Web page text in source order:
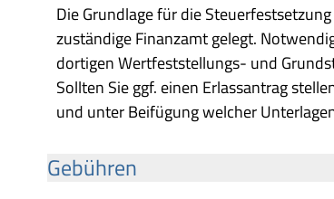
Die Grundlage für die
zuständige Finanzamt gelegt.
dortigen Wertfeststellungs- und
Sollten Sie ggf. einen Erlassantrag
und unter Beifügung welcher
Gebühren